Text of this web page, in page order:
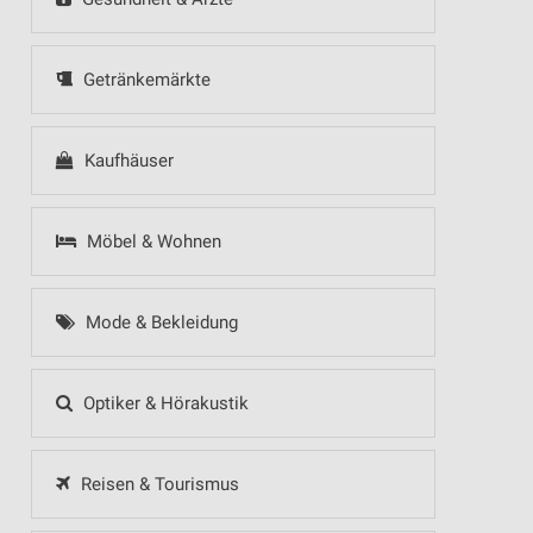
Getränkemärkte
Kaufhäuser
Möbel & Wohnen
Mode & Bekleidung
Optiker & Hörakustik
Reisen & Tourismus